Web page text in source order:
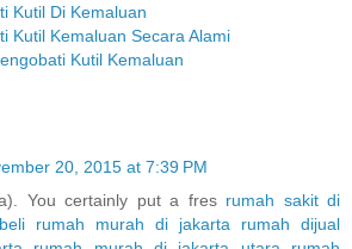
Kutil Di Kemaluan
Kutil Kemaluan Secara Alami
Kutil Kemaluan
20, 2015 at 7:39 PM
You certainly put a fres rumah sakit di
beli rumah murah di jakarta
rumah dijual